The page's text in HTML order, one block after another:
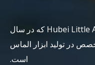
Hubei Little Ant Diamond Tools Co., Ltd که در سال
در تولید ابزار الماس
است.